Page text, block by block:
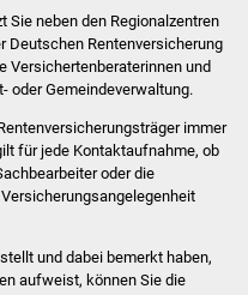
Jugend
Sie neben den Regionalzentren
Deutschen Rentenversicherung
Versichertenberaterinnen und
oder Gemeindeverwaltung.
immer
für jede Kontaktaufnahme, ob
oder die
und dabei bemerkt haben,
aufweist, können Sie die